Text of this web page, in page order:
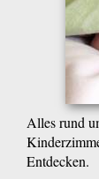
Alles rund
Entdecken.